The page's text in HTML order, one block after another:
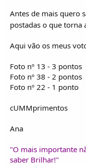
Antes de mais quero
postadas o que torna
Aqui vão os meus
Foto nº 13 - 3 pontos
Foto nº 38 - 2 pontos
Foto nº 22 - 1 ponto
cUMMprimentos
Ana
"O mais importante
saber Brilhar!"